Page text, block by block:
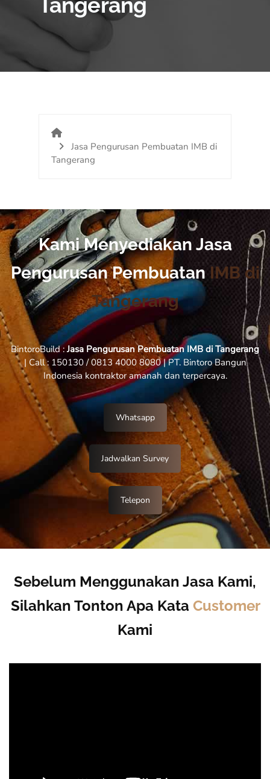
Jasa Pengurusan Pembuatan IMB di
Tangerang
Kami Menyediakan Jasa
Pengurusan Pembuatan IMB di
Tangerang
BintoroBuild :Jasa Pengurusan Pembuatan IMB di Tangerang
| Call : 150130 / 0813 4000 8080 | PT. Bintoro Bangun
Indonesia kontraktor amanah dan terpercaya.
Whatsapp
Jadwalkan Survey
Telepon
Sebelum Menggunakan Jasa Kami,
Silahkan Tonton Apa Kata Customer
Kami